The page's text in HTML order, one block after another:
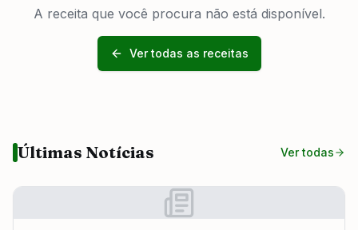
A receita que você procura não está disponível.
Ver todas as receitas
Últimas Notícias Ver todas